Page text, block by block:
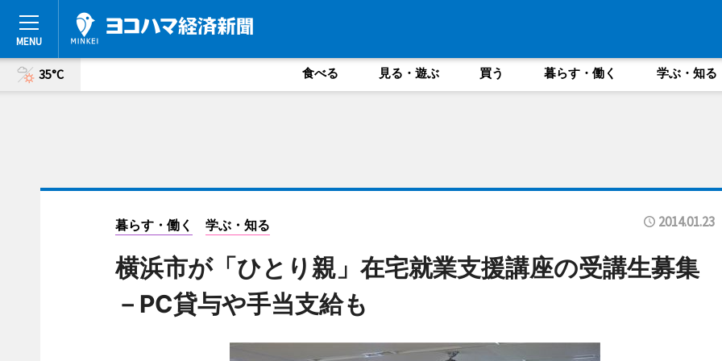
35°C 食べる 見る・遊ぶ 買う 暮らす・働く 学ぶ・知る
暮らす・働く 学ぶ・知る 2014.01.23
横浜市が「ひとり親」在宅就業支援講座の受講生募集
－PC貸与や手当支給も